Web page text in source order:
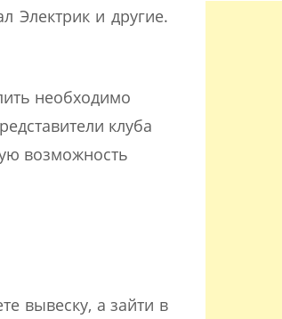
Электрик и другие.
необходимо
клуба
возможность
вывеску, а зайти в